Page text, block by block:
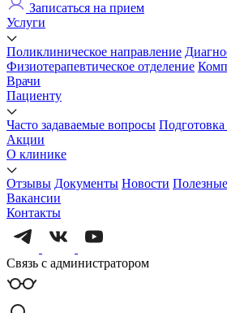
Записаться на прием
Услуги
Поликлиническое направление
Физиотерапевтическое отделение
Врачи
Пациенту
Часто задаваемые вопросы
Акции
О клинике
Отзывы Документы Новости
Вакансии
Контакты
Связь с администратором